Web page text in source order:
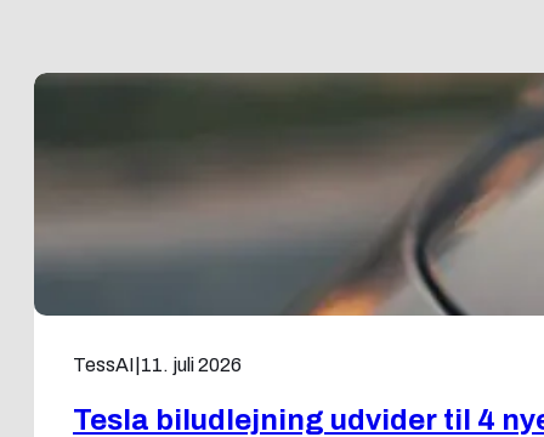
TessAI 11. juli 2026
Tesla biludlejning udvider til 4